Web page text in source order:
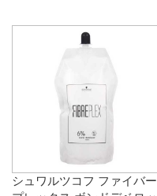
シュワルツコフ ファイバー